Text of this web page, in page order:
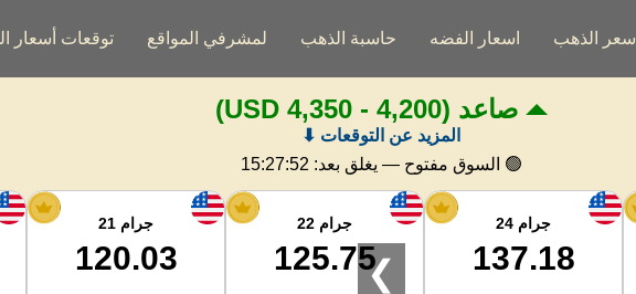
سعر الذهب اسعار الفضه حاسبة الذهب لمشرفي المواقع توقعات أسعار
صاعد (4,200 - 4,350 USD)
المزيد عن التوقعات ⬇
🟢 السوق مفتوح — يغلق بعد: 15:27:52
جرام 24
137.18
جرام 22
125.75
جرام 21
120.03 ❯